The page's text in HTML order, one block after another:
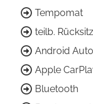
Tempomat
teilb.
Android Auto
Apple
Bluetooth